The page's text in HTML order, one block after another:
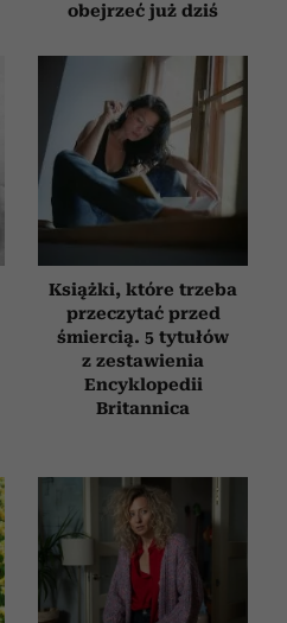
obejrzeć już dziś
Książki, które trzeba
przeczytać przed
śmiercią. 5 tytułów
z zestawienia
Encyklopedii
Britannica